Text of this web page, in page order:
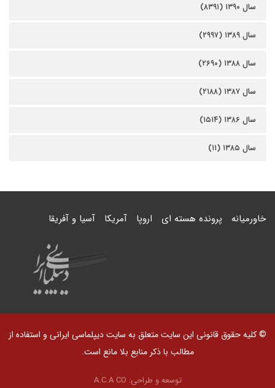
سال ۱۳۹۰ (۸۳۹۱)
سال ۱۳۸۹ (۲۹۹۷)
سال ۱۳۸۸ (۲۶۹۰)
سال ۱۳۸۷ (۲۱۸۸)
سال ۱۳۸۶ (۱۵۱۴)
سال ۱۳۸۵ (۱۱)
خاورمیانه پرونده هسته ای اروپا آمریکا آسیا و آفریقا
© کلیه حقوق قانونی این سایت متعلق به سایت دیپلماسی ایرانی و استفاده از
مطالب با ذکر منابع بلا مانع است.
توسعه و طراحی: A.C.A CO